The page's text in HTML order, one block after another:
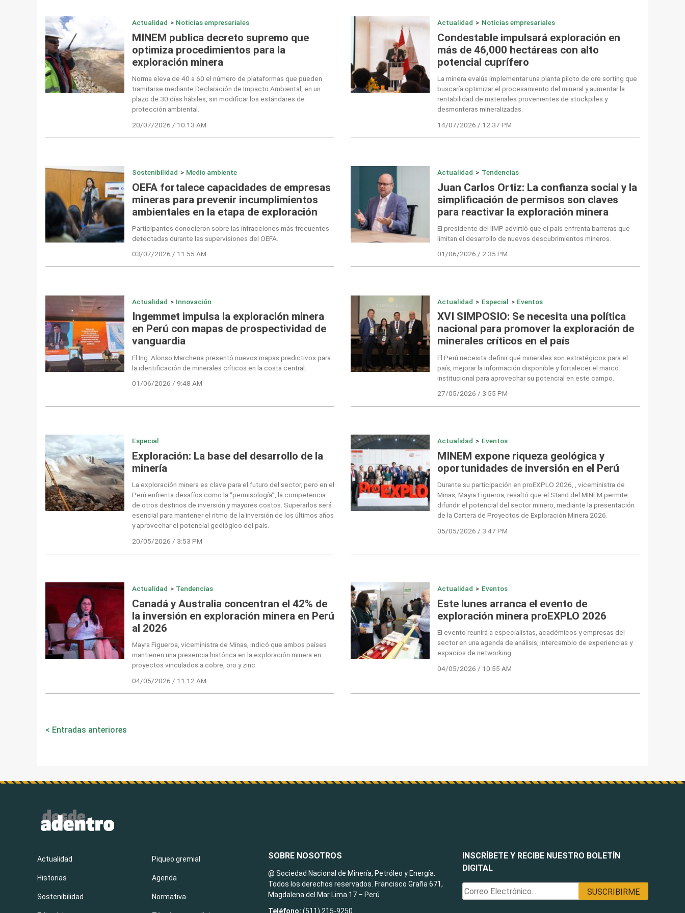
Actualidad > Noticias empresariales
MINEM publica decreto supremo que
optimiza procedimientos para la
exploración minera
Norma eleva de 40 a 60 el número de plataformas que pueden
tramitarse mediante Declaración de Impacto Ambiental, en un
plazo de 30 días hábiles, sin modificar los estándares de
protección ambiental.
20/07/2026 / 10:13 AM
Actualidad > Noticias empresariales
Condestable impulsará exploración en
más de 46,000 hectáreas con alto
potencial cuprífero
La minera evalúa implementar una planta piloto de ore sorting que
buscaría optimizar el procesamiento del mineral y aumentar la
rentabilidad de materiales provenientes de stockpiles y
desmonteras mineralizadas.
14/07/2026 / 12:37 PM
Sostenibilidad > Medio ambiente
OEFA fortalece capacidades de empresas
mineras para prevenir incumplimientos
ambientales en la etapa de exploración
Participantes conocieron sobre las infracciones más frecuentes
detectadas durante las supervisiones del OEFA.
03/07/2026 / 11:55 AM
Actualidad > Tendencias
Juan Carlos Ortiz: La confianza social y la
simplificación de permisos son claves
para reactivar la exploración minera
El presidente del IIMP advirtió que el país enfrenta barreras que
limitan el desarrollo de nuevos descubrimientos mineros.
01/06/2026 / 2:35 PM
Actualidad > Innovación
Ingemmet impulsa la exploración minera
en Perú con mapas de prospectividad de
vanguardia
El Ing. Alonso Marchena presentó nuevos mapas predictivos para
la identificación de minerales críticos en la costa central.
01/06/2026 / 9:48 AM
Actualidad > Especial > Eventos
XVI SIMPOSIO: Se necesita una política
nacional para promover la exploración de
minerales críticos en el país
El Perú necesita definir qué minerales son estratégicos para el
país, mejorar la información disponible y fortalecer el marco
institucional para aprovechar su potencial en este campo.
27/05/2026 / 3:55 PM
Especial
Exploración: La base del desarrollo de la
minería
La exploración minera es clave para el futuro del sector, pero en el
Perú enfrenta desafíos como la “permisología”, la competencia
de otros destinos de inversión y mayores costos. Superarlos será
esencial para mantener el ritmo de la inversión de los últimos años
y aprovechar el potencial geológico del país.
20/05/2026 / 3:53 PM
Actualidad > Eventos
MINEM expone riqueza geológica y
oportunidades de inversión en el Perú
Durante su participación en proEXPLO 2026, , viceministra de
Minas, Mayra Figueroa, resaltó que el Stand del MINEM permite
difundir el potencial del sector minero, mediante la presentación
de la Cartera de Proyectos de Exploración Minera 2026.
05/05/2026 / 3:47 PM
Actualidad > Tendencias
Canadá y Australia concentran el 42% de
la inversión en exploración minera en Perú
al 2026
Mayra Figueroa, viceministra de Minas, indicó que ambos países
mantienen una presencia histórica en la exploración minera en
proyectos vinculados a cobre, oro y zinc.
04/05/2026 / 11:12 AM
Actualidad > Eventos
Este lunes arranca el evento de
exploración minera proEXPLO 2026
El evento reunirá a especialistas, académicos y empresas del
sector en una agenda de análisis, intercambio de experiencias y
espacios de networking.
04/05/2026 / 10:55 AM
Navegación
Entradas anteriores
INSCRÍBETE Y RECIBE NUESTRO BOLETÍN
DIGITAL
Actualidad
Historias
Sostenibilidad
Piqueo gremial
Agenda
Normativa
SOBRE NOSOTROS
@ Sociedad Nacional de Minería, Petróleo y Energía.
Todos los derechos reservados. Francisco Graña 671,
Magdalena del Mar Lima 17 – Perú
Teléfono: (511) 215-9250